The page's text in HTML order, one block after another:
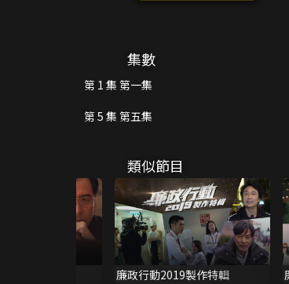
集數
第 1 集 第一集
第 5 集 第五集
類似節目
廉政行動2019製作特輯